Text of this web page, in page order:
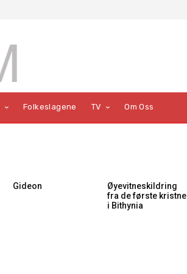
Folkeslagene TV Om Oss
Gideon
Øyevitneskildring
fra de første kristne
i Bithynia